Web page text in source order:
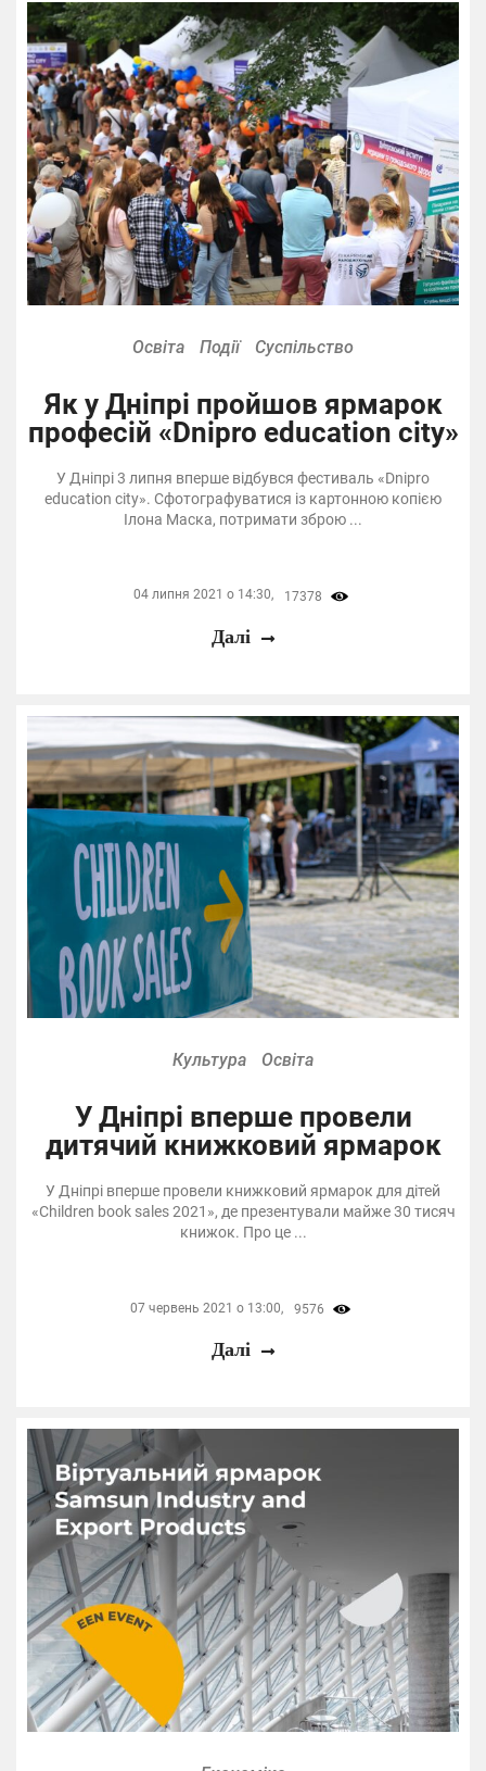
Освіта Події Суспільство
Як у Дніпрі пройшов ярмарок
професій «Dnipro education city»
У Дніпрі 3 липня вперше відбувся фестиваль «Dnipro
education city». Сфотографуватися із картонною копією
Ілона Маска, потримати зброю ...
04 липня 2021 о 14:30, 17378
Далі
Культура Освіта
У Дніпрі вперше провели
дитячий книжковий ярмарок
У Дніпрі вперше провели книжковий ярмарок для дітей
«Children book sales 2021», де презентували майже 30 тисяч
книжок. Про це ...
07 червень 2021 о 13:00, 9576
Далі